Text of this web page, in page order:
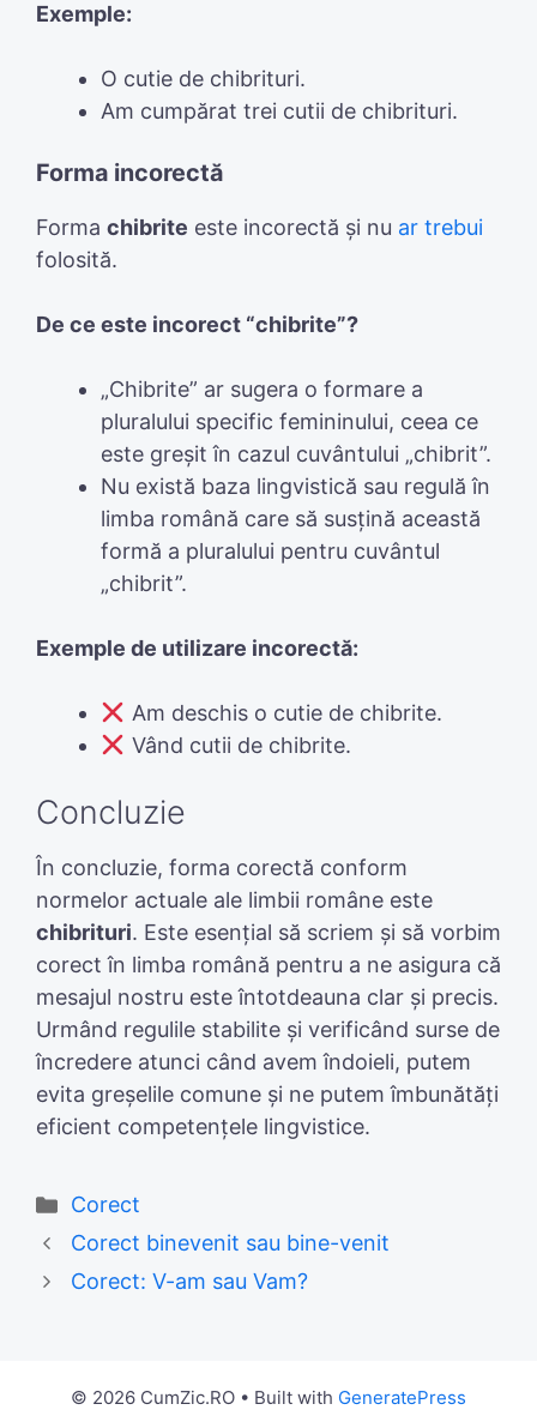
Exemple:
O cutie de chibrituri.
Am cumpărat trei cutii de chibrituri.
Forma incorectă
Forma chibrite este incorectă și nu ar trebui
folosită.
De ce este incorect “chibrite”?
„Chibrite” ar sugera o formare a
pluralului specific femininului, ceea ce
este greșit în cazul cuvântului „chibrit”.
Nu există baza lingvistică sau regulă în
limba română care să susțină această
formă a pluralului pentru cuvântul
„chibrit”.
Exemple de utilizare incorectă:
Am deschis o cutie de chibrite.
Vând cutii de chibrite.
Concluzie
În concluzie, forma corectă conform
normelor actuale ale limbii române este
chibrituri. Este esențial să scriem și să vorbim
corect în limba română pentru a ne asigura că
mesajul nostru este întotdeauna clar și precis.
Urmând regulile stabilite și verificând surse de
încredere atunci când avem îndoieli, putem
evita greșelile comune și ne putem îmbunătăți
eficient competențele lingvistice.
Categories
Corect
Corect binevenit sau bine-venit
Corect: V-am sau Vam?
© 2026 CumZic.RO • Built with GeneratePress